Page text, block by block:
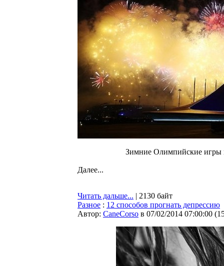
Зимние Олимпийские игры
Далее...
Читать дальше... | 2130 байт
Разное : 12 способов прогнать депрессию
Автор: CaneCorso в 07/02/2014 07:00:00 (